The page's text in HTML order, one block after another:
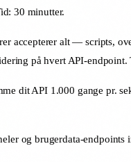
30 minutter.
accepterer alt — scripts,
på hvert API-
dit API 1.000 gange pr.
og brugerdata-